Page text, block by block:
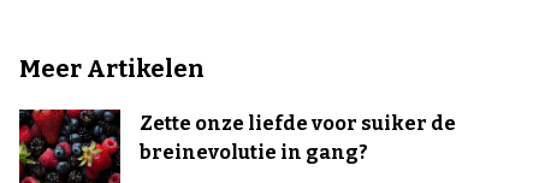
Meer Artikelen
Zette onze liefde voor suiker de
breinevolutie in gang?